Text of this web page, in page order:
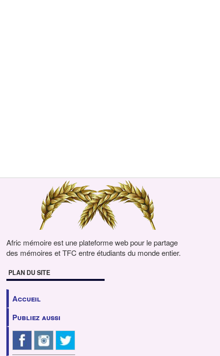
Afric mémoire est une plateforme web pour le partage
des mémoires et TFC entre étudiants du monde entier.
PLAN DU SITE
Accueil
Publiez aussi